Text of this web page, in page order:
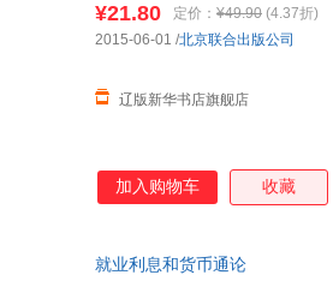
¥21.80 定价： ¥49.90 (4.37折)
辽版新华书店旗舰店
2015-06-01 /北京联合出版公司
加入购物车 收藏
就业利息和货币通论